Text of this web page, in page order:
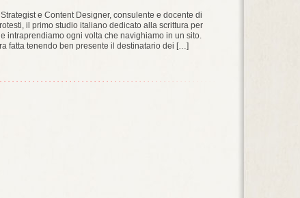
e Content Designer, consulente e docente di
il primo studio italiano dedicato alla scrittura per
intraprendiamo ogni volta che navighiamo in un sito.
fatta tenendo ben presente il destinatario dei […]